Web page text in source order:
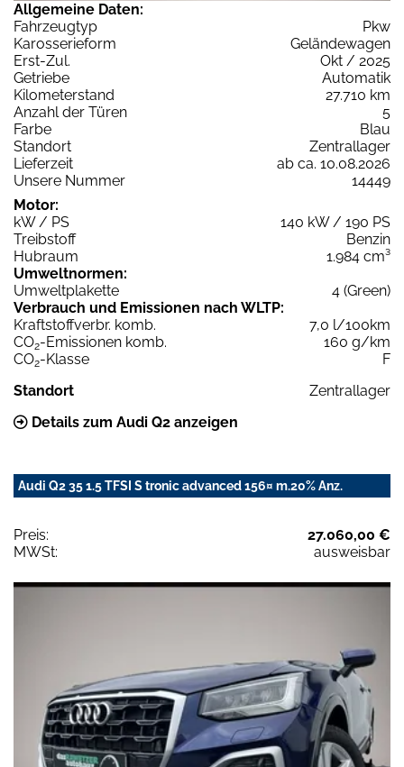
Allgemeine Daten:
Fahrzeugtyp
Pkw
Karosserieform
Geländewagen
Erst-Zul.
Okt / 2025
Getriebe
Automatik
Kilometerstand
27.710 km
Anzahl der Türen
5
Farbe
Blau
Standort
Zentrallager
Lieferzeit
ab ca. 10.08.2026
Unsere Nummer
14449
Motor:
kW / PS
140 kW / 190 PS
Treibstoff
Benzin
Hubraum
1.984 cm³
Umweltnormen:
Umweltplakette
4 (Green)
Verbrauch und Emissionen nach WLTP:
Kraftstoffverbr. komb.
7,0 l/100km
CO2-Emissionen komb.
160 g/km
CO2-Klasse
F
Standort
Zentrallager
Details zum Audi Q2 anzeigen
Audi Q2 35 1.5 TFSI S tronic advanced 156¤ m.20% Anz.
Preis:
27.060,00 €
MWSt:
ausweisbar